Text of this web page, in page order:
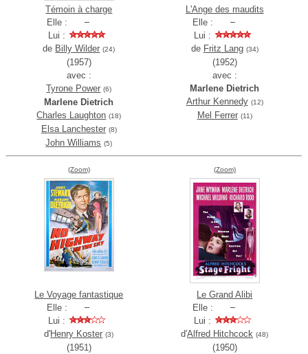
Témoin à charge
Elle :
Lui :
de Billy Wilder (24)
(1957)
avec :
Tyrone Power (6)
Marlene Dietrich
Charles Laughton (18)
Elsa Lanchester (8)
John Williams (5)
L'Ange des maudits
Elle :
Lui :
de Fritz Lang (34)
(1952)
avec :
Marlene Dietrich
Arthur Kennedy (12)
Mel Ferrer (11)
(Zoom)
Le Voyage fantastique
Elle :
Lui :
d'Henry Koster (3)
(1951)
(Zoom)
Le Grand Alibi
Elle :
Lui :
d'Alfred Hitchcock (48)
(1950)